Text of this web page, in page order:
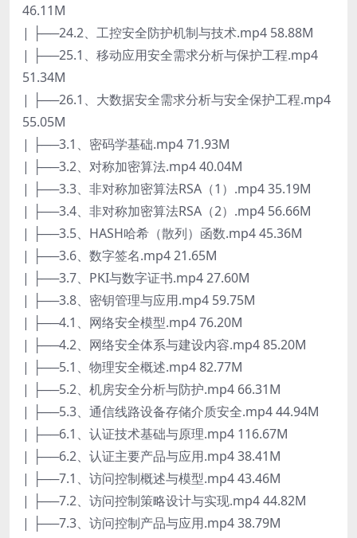
46.11M
| ├──24.2、工控安全防护机制与技术.mp4 58.88M
| ├──25.1、移动应用安全需求分析与保护工程.mp4
51.34M
| ├──26.1、大数据安全需求分析与安全保护工程.mp4
55.05M
| ├──3.1、密码学基础.mp4 71.93M
| ├──3.2、对称加密算法.mp4 40.04M
| ├──3.3、非对称加密算法RSA（1）.mp4 35.19M
| ├──3.4、非对称加密算法RSA（2）.mp4 56.66M
| ├──3.5、HASH哈希（散列）函数.mp4 45.36M
| ├──3.6、数字签名.mp4 21.65M
| ├──3.7、PKI与数字证书.mp4 27.60M
| ├──3.8、密钥管理与应用.mp4 59.75M
| ├──4.1、网络安全模型.mp4 76.20M
| ├──4.2、网络安全体系与建设内容.mp4 85.20M
| ├──5.1、物理安全概述.mp4 82.77M
| ├──5.2、机房安全分析与防护.mp4 66.31M
| ├──5.3、通信线路设备存储介质安全.mp4 44.94M
| ├──6.1、认证技术基础与原理.mp4 116.67M
| ├──6.2、认证主要产品与应用.mp4 38.41M
| ├──7.1、访问控制概述与模型.mp4 43.46M
| ├──7.2、访问控制策略设计与实现.mp4 44.82M
| ├──7.3、访问控制产品与应用.mp4 38.79M